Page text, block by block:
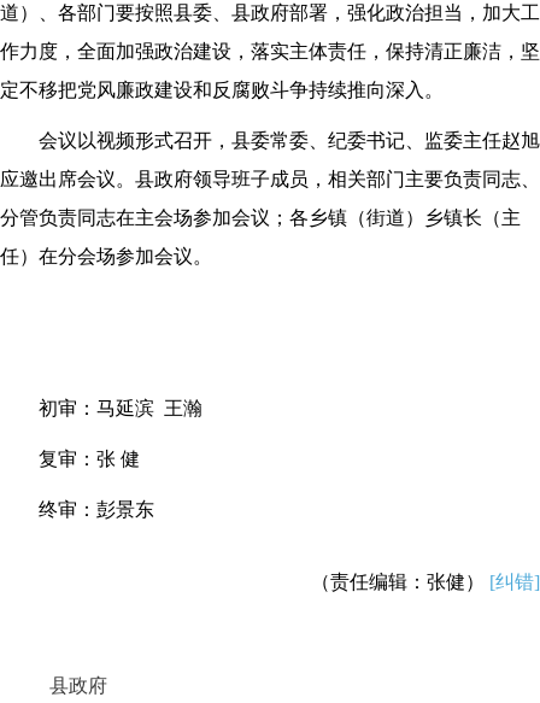
道）、各部门要按照县委、县政府部署，强化政治担当，加大工
作力度，全面加强政治建设，落实主体责任，保持清正廉洁，坚
定不移把党风廉政建设和反腐败斗争持续推向深入。
会议以视频形式召开，县委常委、纪委书记、监委主任赵旭
应邀出席会议。县政府领导班子成员，相关部门主要负责同志、
分管负责同志在主会场参加会议；各乡镇（街道）乡镇长（主
任）在分会场参加会议。
初审：马延滨 王瀚
复审：张 健
终审：彭景东
（责任编辑：张健） [纠错]
县政府